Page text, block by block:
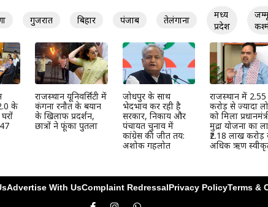
गुजरात बिहार पंजाब तेलंगाना
मध्य
प्रदेश
के
राजस्थान यूनिवर्सिटी में
कंगना रनौत के बयान
के खिलाफ प्रदर्शन,
छात्रों ने फूंका पुतला
जोधपुर के साथ
भेदभाव कर रही है
सरकार, निकाय और
पंचायत चुनाव में
कांग्रेस की जीत तय:
अशोक गहलोत
राजस्थान में 2.55
करोड़ से ज्यादा
को मिला
मुद्रा योजना का
₹2.18 लाख करोड़
अधिक ऋण
Advertise With UsComplaint RedressalPrivacy PolicyTerms &